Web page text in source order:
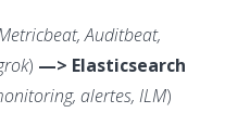
Auditbeat,
) —> Elasticsearch
alertes, ILM)